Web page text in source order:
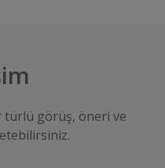
türlü görüş, öneri ve